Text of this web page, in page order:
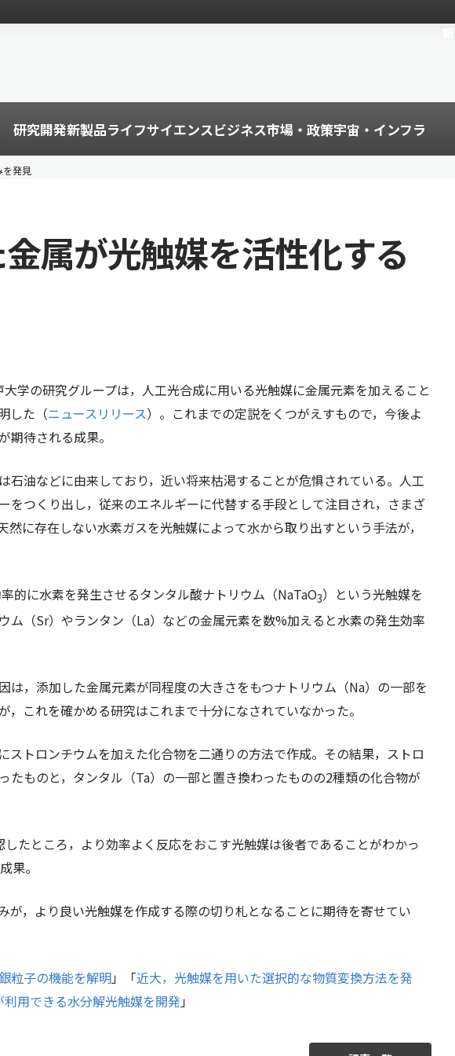
研究開発新製品ライフサイエンスビジネス市場・政策宇宙・インフラ
を発見
属が光触媒を活性化する
大学の研究グループは，人工光合成に用いる光触媒に金属元素を加えること
した（ニュースリリース）。これまでの定説をくつがえすもので，今後よ
期待される成果。
石油などに由来しており，近い将来枯渇することが危惧されている。人工
をつくり出し，従来のエネルギーに代替する手段として注目され，さまざ
に存在しない水素ガスを光触媒によって水から取り出すという手法が，
的に水素を発生させるタンタル酸ナトリウム（NaTaO3）という光触媒を
ム（Sr）やランタン（La）などの金属元素を数%加えると水素の発生効率
は，添加した金属元素が同程度の大きさをもつナトリウム（Na）の一部を
これを確かめる研究はこれまで十分になされていなかった。
ストロンチウムを加えた化合物を二通りの方法で作成。その結果，ストロ
たものと，タンタル（Ta）の一部と置き換わったものの2種類の化合物が
たところ，より効率よく反応をおこす光触媒は後者であることがわかっ
果。
が，より良い光触媒を作成する際の切り札となることに期待を寄せてい
粒子の機能を解明」「近大，光触媒を用いた選択的な物質変換方法を発
用できる水分解光触媒を開発」